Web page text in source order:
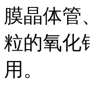
膜晶体管
粒的氧化
用。